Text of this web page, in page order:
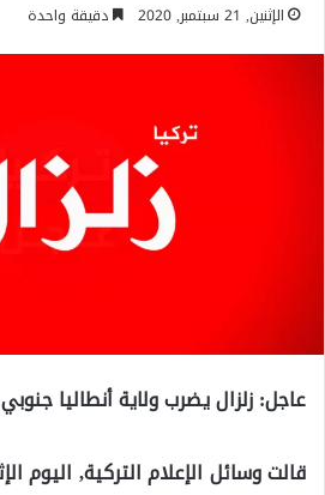
الإثنين, 21 سبتمبر, 2020 دقيقة واحدة
عاجل: زلزال يضرب ولاية أنطاليا
قالت وسائل الإعلام التركية, اليوم